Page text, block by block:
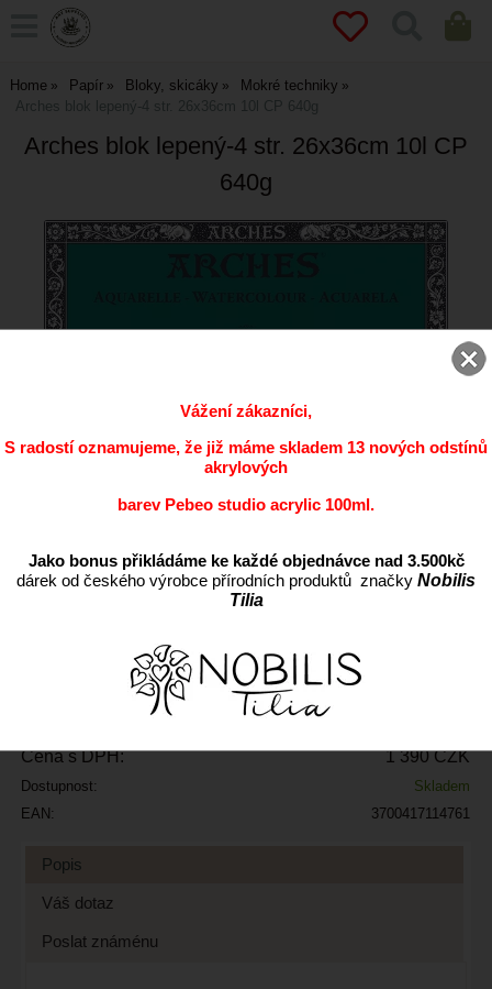
Home Papír Bloky, skicáky
Mokré techniky
Arches blok lepený-4 str. 26x36cm 10l CP 640g
Arches blok lepený-4 str. 26x36cm 10l CP
640g
ks
Přidat do oblíbených
Cena s DPH: 1 390 CZK
Dostupnost:
Skladem
EAN:
3700417114761
Popis
Váš dotaz
Poslat známénu
Vážení zákazníci,
S radostí oznamujeme, že již máme skladem 13 nových odstínů
akrylových
barev Pebeo studio acrylic 100ml.
Jako bonus přikládáme ke každé objednávce nad 3.500kč
dárek od českého výrobce přírodních produktů značky Nobilis
Tilia